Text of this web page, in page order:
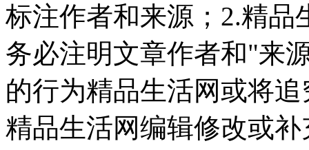
标注作者和来源；2.精品
务必注明文章作者和"来
的行为精品生活网或将
精品生活网编辑修改或补